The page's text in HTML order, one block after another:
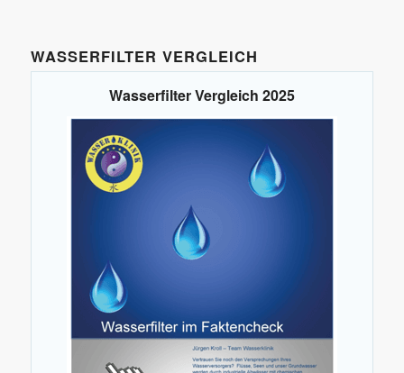
WASSERFILTER VERGLEICH
Wasserfilter Vergleich 2025